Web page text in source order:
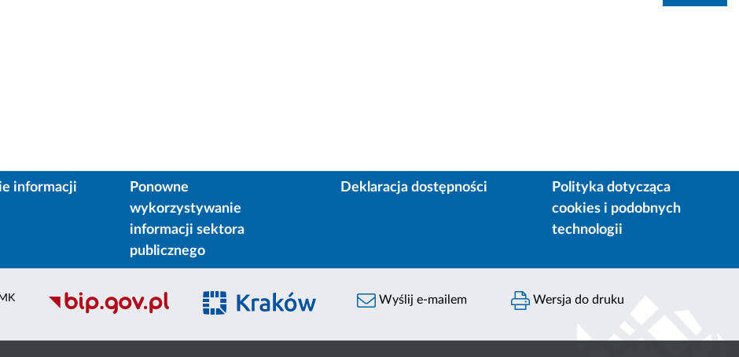
informacji
Ponowne
wykorzystywanie
informacji sektora
publicznego
Deklaracja dostępności
Polityka dotycząca
cookies i podobnych
technologii
Wyślij e-mailem Wersja do druku